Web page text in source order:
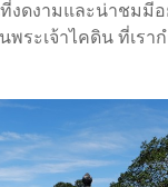
งดงามและน่าชมมีอ
ระเจ้าไคดิน ที่เรา